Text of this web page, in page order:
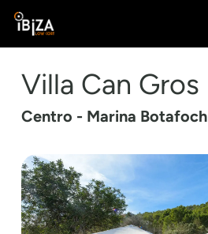
Villa Can Gros
Centro - Marina Botafoch